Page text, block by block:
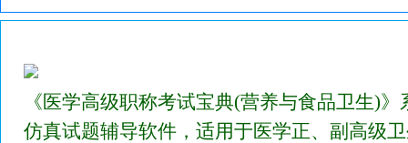
《医学高级职称考试宝典(营养与食品卫生)
仿真试题辅导软件，适用于医学正、副高级